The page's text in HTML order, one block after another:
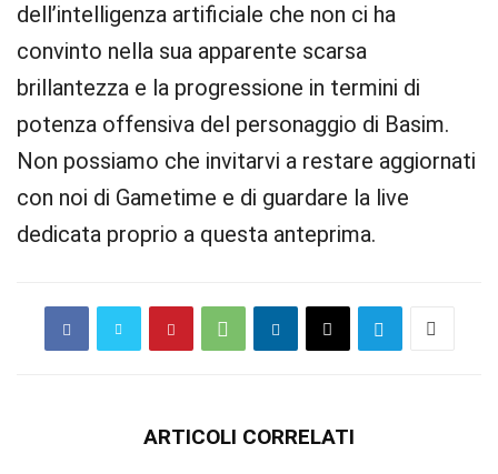
dell’intelligenza artificiale che non ci ha
convinto nella sua apparente scarsa
brillantezza e la progressione in termini di
potenza offensiva del personaggio di Basim.
Non possiamo che invitarvi a restare aggiornati
con noi di Gametime e di guardare la live
dedicata proprio a questa anteprima.
ARTICOLI CORRELATI